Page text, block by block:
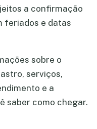
a confirmação
feriados e datas
sobre o
serviços,
e a
saber como chegar.